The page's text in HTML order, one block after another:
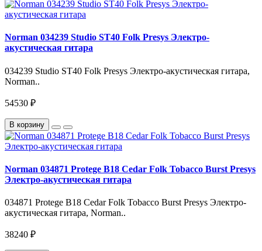
Norman 034239 Studio ST40 Folk Presys Электро-
акустическая гитара
034239 Studio ST40 Folk Presys Электро-акустическая гитара,
Norman..
54530 ₽
В корзину
Norman 034871 Protege B18 Cedar Folk Tobacco Burst Presys
Электро-акустическая гитара
034871 Protege B18 Cedar Folk Tobacco Burst Presys Электро-
акустическая гитара, Norman..
38240 ₽